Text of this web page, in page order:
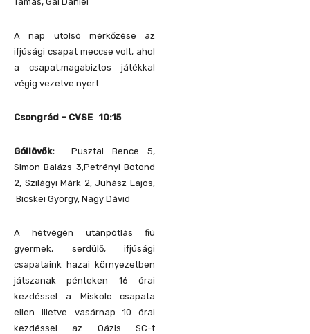
A nap utolsó mérkőzése az
ifjúsági csapat meccse volt, ahol
a csapat,magabiztos játékkal
végig vezetve nyert.
Csongrád – CVSE 10:15
Góllövők:
Pusztai Bence 5,
Simon Balázs 3,Petrényi Botond
2, Szilágyi Márk 2, Juhász Lajos,
Bicskei György, Nagy Dávid
A hétvégén utánpótlás fiú
gyermek, serdülő, ifjúsági
csapataink hazai környezetben
játszanak pénteken 16 órai
kezdéssel a Miskolc csapata
ellen illetve vasárnap 10 órai
kezdéssel az Oázis SC-t